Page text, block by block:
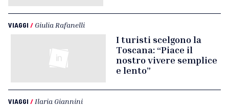
VIAGGI / Giulia Rafanelli
I turisti scelgono la
Toscana: “Piace il
nostro vivere semplice
e lento”
VIAGGI / Ilaria Giannini